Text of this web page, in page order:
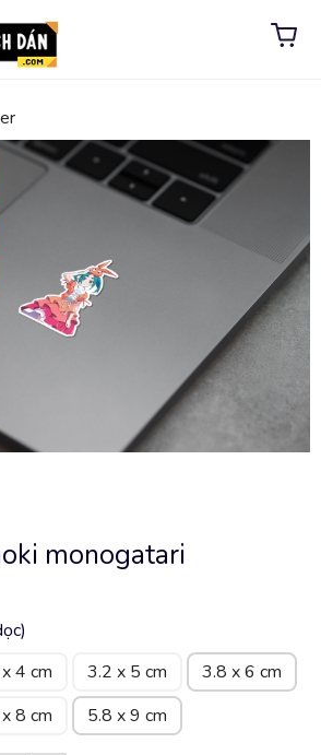
monogatari
4 cm 3.2 x 5 cm
3.8 x 6 cm
8 cm 5.8 x 9 cm